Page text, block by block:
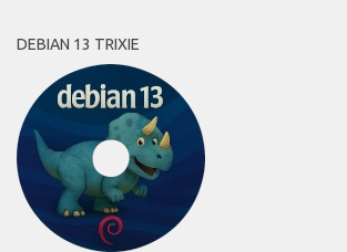
DEBIAN 13 TRIXIE